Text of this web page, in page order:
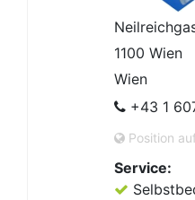
1100 Wien
Wien
+43 1
Position
Service: